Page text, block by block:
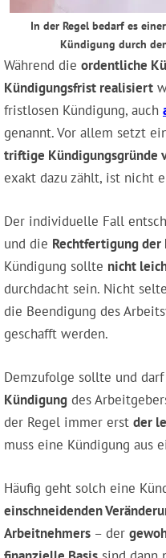
In der Regel bedarf es
Kündigung durch
Während die ordentliche
Kündigungsfrist realisiert
fristlosen Kündigung, auch
genannt. Vor allem setzt
triftige Kündigungsgründe
exakt dazu zählt, ist nicht
Der individuelle Fall
und die Rechtfertigung der
Kündigung sollte nicht
durchdacht sein. Nicht
die Beendigung des
geschafft werden.
Demzufolge sollte und
Kündigung des
der Regel immer erst der
muss eine Kündigung aus
Häufig geht solch eine
einschneidenden
Arbeitnehmers – der